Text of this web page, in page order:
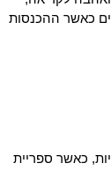
כאשר ההכנסות
כאשר ספריית